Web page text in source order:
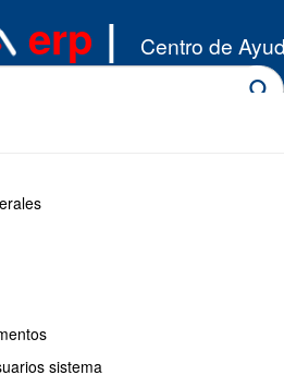
erp | Centro de
sistema
11 / 12